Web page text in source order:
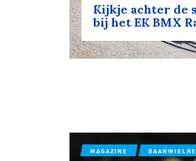
Kijkje achter de
bij het EK BMX
MAGAZINE